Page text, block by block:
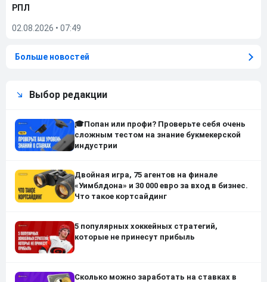
РПЛ
02.08.2026 • 07:49
Больше новостей
Выбор редакции
🎓Попан или профи? Проверьте себя очень
сложным тестом на знание букмекерской
индустрии
Двойная игра, 75 агентов на финале
«Уимблдона» и 30 000 евро за вход в бизнес.
Что такое кортсайдинг
5 популярных хоккейных стратегий,
которые не принесут прибыль
Сколько можно заработать на ставках в